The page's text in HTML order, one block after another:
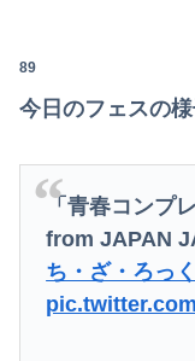
89
今日のフェスの
「青春コンプ
from JAPAN
ち・ざ・ろっく